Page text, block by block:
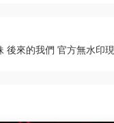
後來的我們 官方無水印